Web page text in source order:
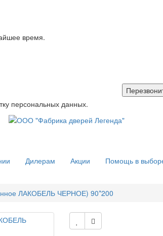
время.
персональных данных.
Дилерам Акции Помощь в
ЛАКОБЕЛЬ ЧЕРНОЕ) 90*200